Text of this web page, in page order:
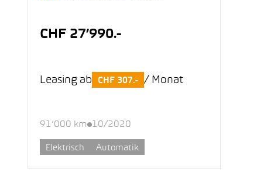
CHF 27’990.-
Leasing ab CHF 307.- / Monat
91’000 km 10/2020
Elektrisch Automatik